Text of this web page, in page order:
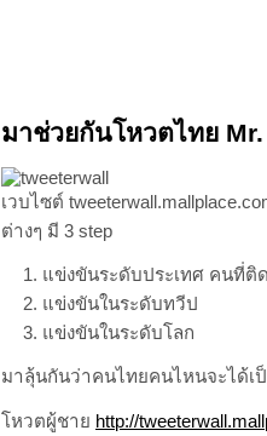
มาช่วยกันโหวตไทย
เวบไซต์
ต่างๆ มี 3 step
แข่งขันระดับประเทศ คนที่ติ
แข่งขันในระดับทวีป
แข่งขันในระดับโลก
มาลุ้นกันว่าคนไทยคนไหนจะได้
โหวตผู้ชาย http://